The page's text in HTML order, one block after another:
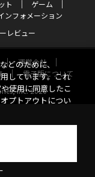
ト
ゲーム
ンフォメーション
レビュー
運営会社
電子版について
Inc. 2026
どのために、
しています。これ
使用に同意したこ
プトアウトについ